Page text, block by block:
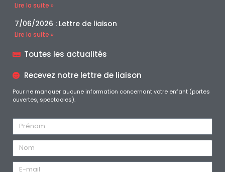
Lire la suite »
7/06/2026 : Lettre de liaison
Lire la suite »
Toutes les actualités
Recevez notre lettre de liaison
Pour ne manquer aucune information concernant votre enfant (portes
ouvertes, spectacles).